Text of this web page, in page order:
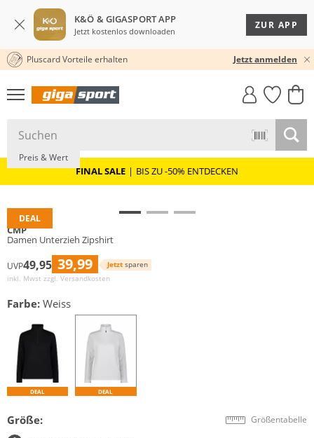
K&Ö & GIGASPORT APP
Jetzt kostenlos downloaden
ZUR APP
30 TAGE RÜCKGABERECHT
Pluscard Vorteile erhalten Jetzt anmelden
GIGASTYLE
FAHRRAD­
MUST-HAVE
FINAL SALE | BIS ZU -50% ENTDECKEN
DEAL
Preis & Wert
CMP
Damen Unterzieh Zipshirt
UVP49,95 39,99 Jetzt sparen
inkl. Mwst zzgl. Versandkosten
Farbe: Weiss
DEAL DEAL
Größe: Größentabelle